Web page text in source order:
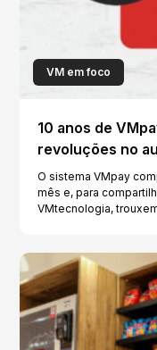
VM em foco
10 anos de
revoluções no
O sistema VMpay
mês e, para
VMtecnologia,